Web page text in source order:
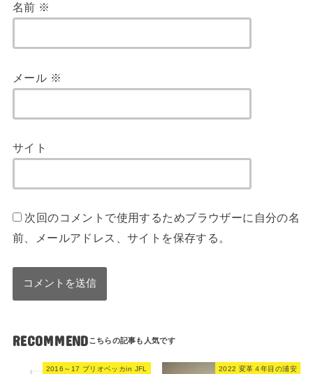
名前 ※
メール ※
サイト
次回のコメントで使用するためブラウザーに自分の名
前、メールアドレス、サイトを保存する。
RECOMMEND
2016～17 ブリオベッカin JFL 2022 変革４年目の浦安